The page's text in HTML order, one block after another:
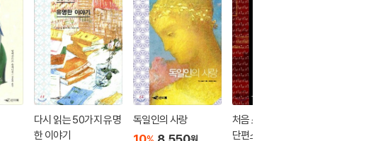
다시 읽는 50가지 유명
한 이야기
독일인의 사랑
원
처음 소개 되는 체호프
단편소설